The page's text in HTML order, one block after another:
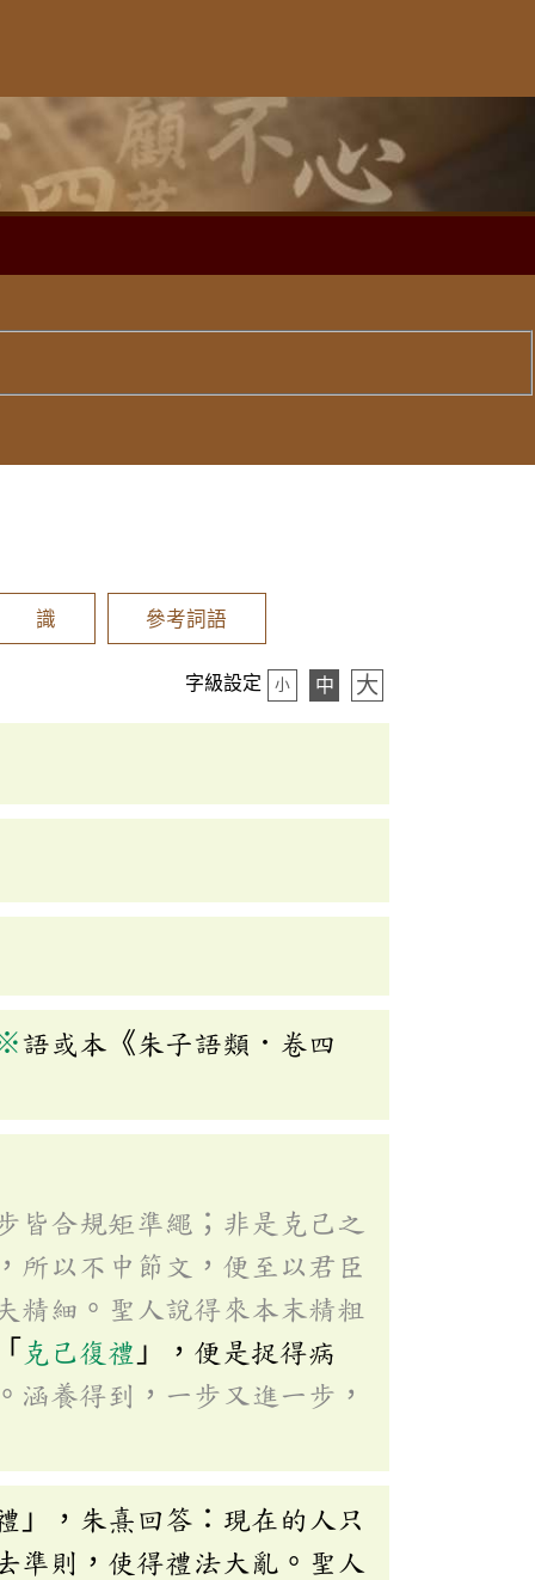
識 參考詞語
字級設定 小 中 大
語或本《朱子語類．卷四
皆合規矩準繩；非是克己之
所以不中節文，便至以君臣
精細。聖人說得來本末精粗
克己復禮 」，便是捉得病
涵養得到，一步又進一步，
」，朱熹回答：現在的人只
準則，使得禮法大亂。聖人